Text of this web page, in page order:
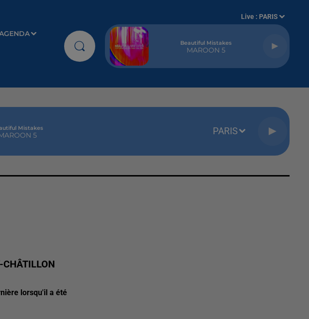
Live : PARIS
Beautiful Mistakes
MAROON 5
Mistakes
5 PARIS
CHÂTILLON
lorsqu'il a été